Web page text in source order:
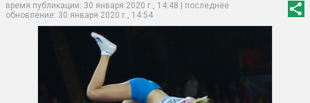
время публикации: 30 января 2020 г., 14:48 | последнее
обновление: 30 января 2020 г., 14:54